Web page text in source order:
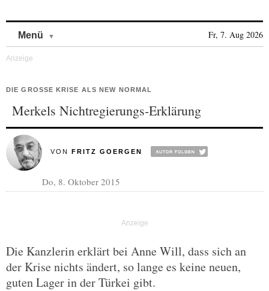
Menü Fr, 7. Aug 2026
DIE GROSSE KRISE ALS NEW NORMAL
Merkels Nichtregierungs-Erklärung
VON FRITZ GOERGEN
Do, 8. Oktober 2015
Die Kanzlerin erklärt bei Anne Will, dass sich an
der Krise nichts ändert, so lange es keine neuen,
guten Lager in der Türkei gibt.